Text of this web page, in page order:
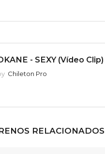
- SEXY (Vídeo Clip)
Chileton Pro
RELACIONADOS